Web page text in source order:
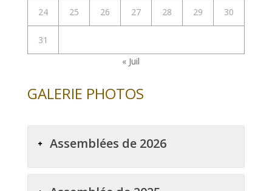
24 25 26 27 28 29 30
31
« Juil
GALERIE PHOTOS
Assemblées de 2026